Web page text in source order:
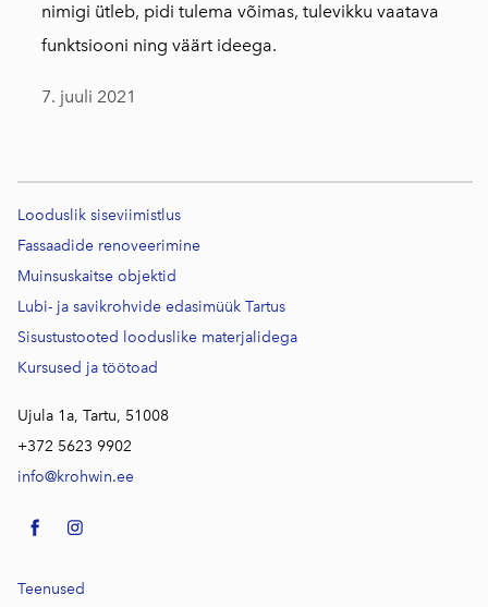
nimigi ütleb, pidi tulema võimas, tulevikku vaatava
funktsiooni ning väärt ideega.
7. juuli 2021
Looduslik siseviimistlus
Fassaadide renoveerimine
Muinsuskaitse objektid
Lubi- ja savikrohvide edasimüük Tartus
Sisustustooted looduslike materjalidega
Kursused ja töötoad
Ujula 1a, Tartu, 51008
+372 5623 9902
info@krohwin.ee
Teenused